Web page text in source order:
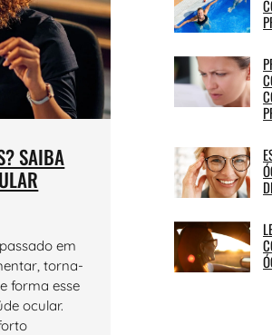
SAIBA
em
torna-
forma esse
ocular.